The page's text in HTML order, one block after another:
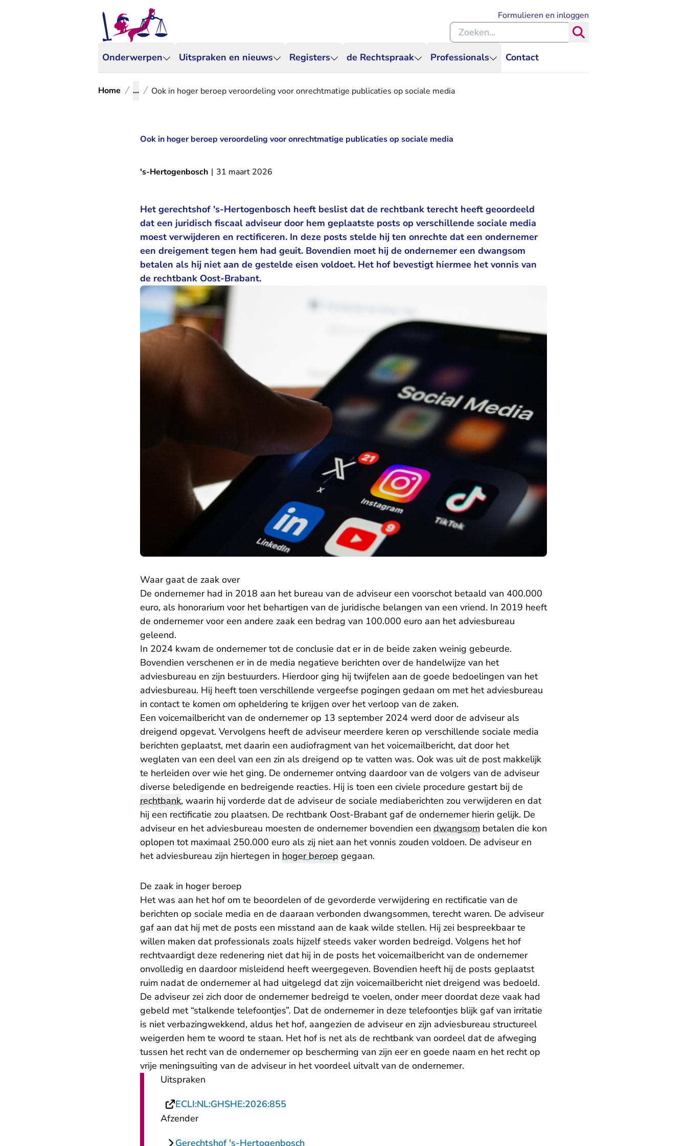
Onderwerpen Uitspraken en nieuws Registers de Rechtspraak Professionals Contact
Formulieren en inloggen
Zoeken binnen de Rechtspraak
Home ... Ook in hoger beroep veroordeling voor onrechtmatige publicaties op sociale media
Ook in hoger beroep veroordeling voor onrechtmatige publicaties op sociale media
's-Hertogenbosch | 31 maart 2026
Het gerechtshof 's-Hertogenbosch heeft beslist dat de rechtbank terecht heeft geoordeeld
dat een juridisch fiscaal adviseur door hem geplaatste posts op verschillende sociale media
moest verwijderen en rectificeren. In deze posts stelde hij ten onrechte dat een ondernemer
een dreigement tegen hem had geuit. Bovendien moet hij de ondernemer een dwangsom
betalen als hij niet aan de gestelde eisen voldoet. Het hof bevestigt hiermee het vonnis van
de rechtbank Oost-Brabant.
Waar gaat de zaak over
De ondernemer had in 2018 aan het bureau van de adviseur een voorschot betaald van 400.000
euro, als honorarium voor het behartigen van de juridische belangen van een vriend. In 2019 heeft
de ondernemer voor een andere zaak een bedrag van 100.000 euro aan het adviesbureau
geleend.
In 2024 kwam de ondernemer tot de conclusie dat er in de beide zaken weinig gebeurde.
Bovendien verschenen er in de media negatieve berichten over de handelwijze van het
adviesbureau en zijn bestuurders. Hierdoor ging hij twijfelen aan de goede bedoelingen van het
adviesbureau. Hij heeft toen verschillende vergeefse pogingen gedaan om met het adviesbureau
in contact te komen om opheldering te krijgen over het verloop van de zaken.
Een voicemailbericht van de ondernemer op 13 september 2024 werd door de adviseur als
dreigend opgevat. Vervolgens heeft de adviseur meerdere keren op verschillende sociale media
berichten geplaatst, met daarin een audiofragment van het voicemailbericht, dat door het
weglaten van een deel van een zin als dreigend op te vatten was. Ook was uit de post makkelijk
te herleiden over wie het ging. De ondernemer ontving daardoor van de volgers van de adviseur
diverse beledigende en bedreigende reacties. Hij is toen een civiele procedure gestart bij de
rechtbank, waarin hij vorderde dat de adviseur de sociale mediaberichten zou verwijderen en dat
hij een rectificatie zou plaatsen. De rechtbank Oost-Brabant- U verlaat Rechtspraak.nl
gaf de ondernemer hierin gelijk. De
adviseur en het adviesbureau moesten de ondernemer bovendien een dwangsom betalen die kon
oplopen tot maximaal 250.000 euro als zij niet aan het vonnis zouden voldoen. De adviseur en
het adviesbureau zijn hiertegen in hoger beroep gegaan.
De zaak in hoger beroep
Het was aan het hof om te beoordelen of de gevorderde verwijdering en rectificatie van de
berichten op sociale media en de daaraan verbonden dwangsommen, terecht waren. De adviseur
gaf aan dat hij met de posts een misstand aan de kaak wilde stellen. Hij zei bespreekbaar te
willen maken dat professionals zoals hijzelf steeds vaker worden bedreigd. Volgens het hof
rechtvaardigt deze redenering niet dat hij in de posts het voicemailbericht van de ondernemer
onvolledig en daardoor misleidend heeft weergegeven. Bovendien heeft hij de posts geplaatst
ruim nadat de ondernemer al had uitgelegd dat zijn voicemailbericht niet dreigend was bedoeld.
De adviseur zei zich door de ondernemer bedreigd te voelen, onder meer doordat deze vaak had
gebeld met “stalkende telefoontjes”. Dat de ondernemer in deze telefoontjes blijk gaf van irritatie
is niet verbazingwekkend, aldus het hof, aangezien de adviseur en zijn adviesbureau structureel
weigerden hem te woord te staan. Het hof is net als de rechtbank van oordeel dat de afweging
tussen het recht van de ondernemer op bescherming van zijn eer en goede naam en het recht op
vrije meningsuiting van de adviseur in het voordeel uitvalt van de ondernemer.
Uitspraken
ECLI:NL:GHSHE:2026:855
Afzender
Gerechtshof 's-Hertogenbosch